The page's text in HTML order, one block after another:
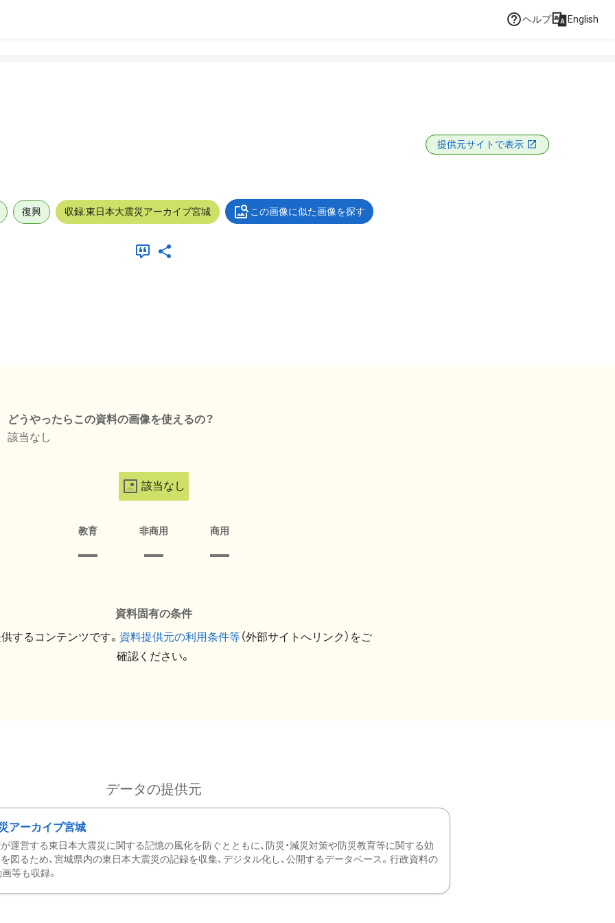
ヘルプ English
提供元サイトで表示
復興 収録:東日本大震災アーカイブ宮城 この画像に似た画像を探す
どうやったらこの資料の画像を使えるの？
該当なし
該当なし
教育 非商用 商用
資料固有の条件
するコンテンツです。 資料提供元の利用条件等（外部サイトへリンク）をご
確認ください。
データの提供元
アーカイブ宮城
運営する東日本大震災に関する記憶の風化を防ぐとともに、防災・減災対策や防災教育等に関する効
図るため、宮城県内の東日本大震災の記録を収集、デジタル化し、公開するデータベース。行政資料の
等も収録。